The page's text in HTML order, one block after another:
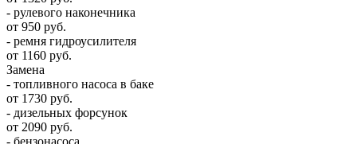
- рулевого наконечника
от 950 руб.
- ремня гидроусилителя
от 1160 руб.
Замена
- топливного насоса в баке
от 1730 руб.
- дизельных форсунок
от 2090 руб.